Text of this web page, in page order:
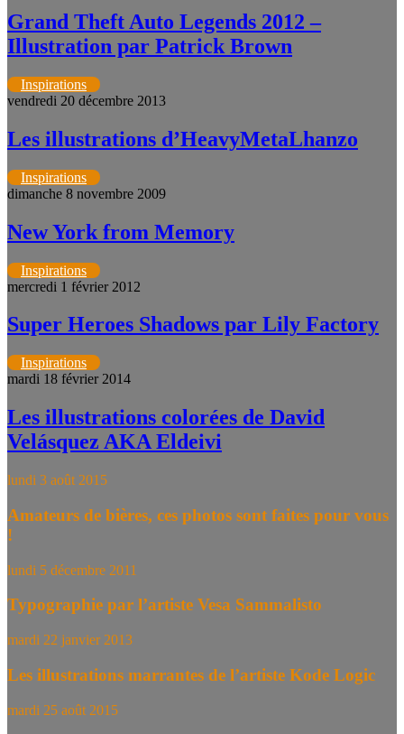
Grand Theft Auto Legends 2012 –
Illustration par Patrick Brown
Inspirations
vendredi 20 décembre 2013
Les illustrations d’HeavyMetaLhanzo
Inspirations
dimanche 8 novembre 2009
New York from Memory
Inspirations
mercredi 1 février 2012
Super Heroes Shadows par Lily Factory
Inspirations
mardi 18 février 2014
Les illustrations colorées de David
Velásquez AKA Eldeivi
lundi 3 août 2015
Amateurs de bières, ces photos sont faites pour vous
!
lundi 5 décembre 2011
Typographie par l’artiste Vesa Sammalisto
mardi 22 janvier 2013
Les illustrations marrantes de l’artiste Kode Logic
mardi 25 août 2015